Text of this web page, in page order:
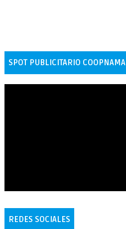
SPOT PUBLICITARIO COOPNAMA
REDES SOCIALES